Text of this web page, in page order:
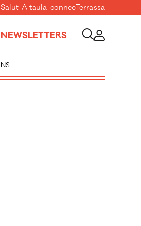
Salut-A taula-connecTerrassa
NEWSLETTERS